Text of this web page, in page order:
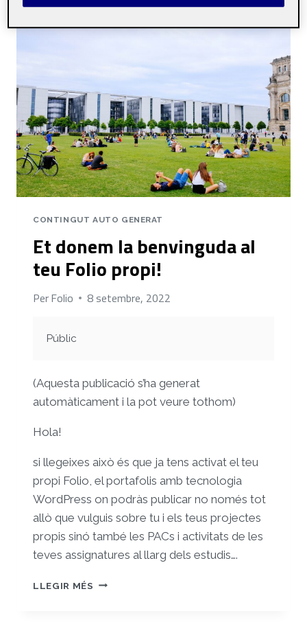
PRÀCTICUM
CONTINGUT AUTO GENERAT
Et donem la benvinguda al
teu Folio propi!
PerFolio 8 setembre, 2022
Públic
(Aquesta publicació s’ha generat
automàticament i la pot veure tothom)
Hola!
si llegeixes això és que ja tens activat el teu
propi Folio, el portafolis amb tecnologia
WordPress on podràs publicar no només tot
allò que vulguis sobre tu i els teus projectes
propis sinó també les PACs i activitats de les
teves assignatures al llarg dels estudis….
LLEGIR MÉS ET